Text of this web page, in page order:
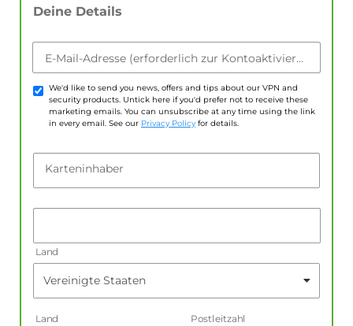
Deine Details
E-Mail-Adresse (erforderlich zur Kontoaktivierung)
We'd like to send you news, offers and tips about our VPN and
security products. Untick here if you'd prefer not to receive these
marketing emails. You can unsubscribe at any time using the link
in every email. See our Privacy Policy for details.
Karteninhaber
Land
Land Postleitzahl